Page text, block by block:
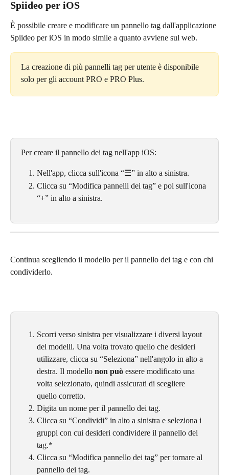
Spiideo per iOS
È possibile creare e modificare un pannello tag dall'applicazione
Spiideo per iOS in modo simile a quanto avviene sul web.
La creazione di più pannelli tag per utente è disponibile
solo per gli account PRO e PRO Plus.
Per creare il pannello dei tag nell'app iOS:
Nell'app, clicca sull'icona “☰” in alto a sinistra.
Clicca su “Modifica pannelli dei tag” e poi sull'icona
“+” in alto a sinistra.
Continua scegliendo il modello per il pannello dei tag e con chi
condividerlo.
Scorri verso sinistra per visualizzare i diversi layout
dei modelli. Una volta trovato quello che desideri
utilizzare, clicca su “Seleziona” nell'angolo in alto a
destra. Il modello non può essere modificato una
volta selezionato, quindi assicurati di scegliere
quello corretto.
Digita un nome per il pannello dei tag.
Clicca su “Condividi” in alto a sinistra e seleziona i
gruppi con cui desideri condividere il pannello dei
tag.*
Clicca su “Modifica pannello dei tag” per tornare al
pannello dei tag.